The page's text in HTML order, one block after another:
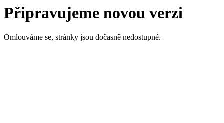
Připravujeme novou verzi
Omlouváme se, stránky jsou dočasně nedostupné.